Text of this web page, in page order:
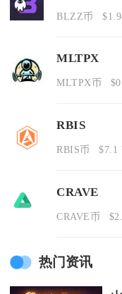
BLZZ币
MLTPX
MLTPX币
RBIS
RBIS币 $7.1
CRAVE
CRAVE币
热门资讯